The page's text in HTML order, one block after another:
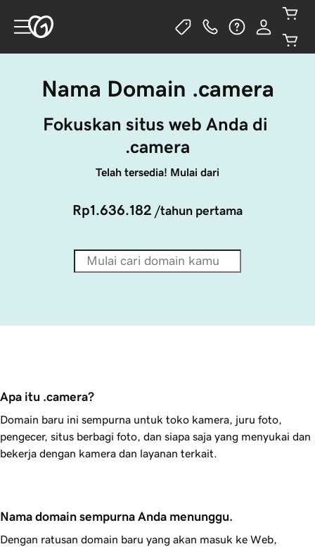
Nama Domain .camera
Fokuskan situs web Anda di
.camera
Telah tersedia! Mulai dari
Rp1.636.182 /tahun pertama
Apa itu .camera?
Domain baru ini sempurna untuk toko kamera, juru foto,
pengecer, situs berbagi foto, dan siapa saja yang menyukai dan
bekerja dengan kamera dan layanan terkait.
Nama domain sempurna Anda menunggu.
Dengan ratusan domain baru yang akan masuk ke Web,